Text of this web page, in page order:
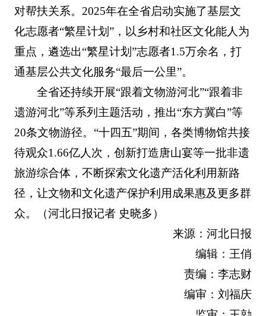
对帮扶关系。2025年在全省启动实施了基层文
化志愿者“繁星计划”，以乡村和社区文化能人为
重点，遴选出“繁星计划”志愿者1.5万余名，打
通基层公共文化服务“最后一公里”。
全省还持续开展“跟着文物游河北”“跟着非
遗游河北”等系列主题活动，推出“东方冀白”等
20条文物游径。“十四五”期间，各类博物馆共接
待观众1.66亿人次，创新打造唐山宴等一批非遗
旅游综合体，不断探索文化遗产活化利用新路
径，让文物和文化遗产保护利用成果惠及更多群
众。（河北日报记者 史晓多）
来源：河北日报
编辑：王俏
责编：李志财
编审：刘福庆